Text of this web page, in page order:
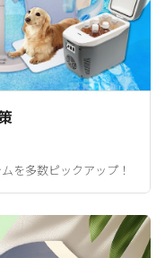
を多数ピックアップ！